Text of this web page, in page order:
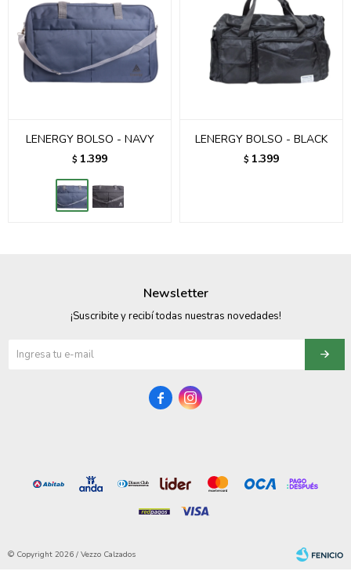
LENERGY BOLSO - NAVY
$ 1.399
LENERGY BOLSO - BLACK
$ 1.399
Newsletter
¡Suscribite y recibí todas nuestras novedades!
 
© Copyright 2026 / Vezzo Calzados